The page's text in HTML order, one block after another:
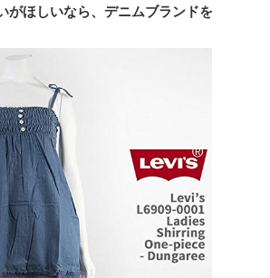
がほしいなら、デニムブランドを